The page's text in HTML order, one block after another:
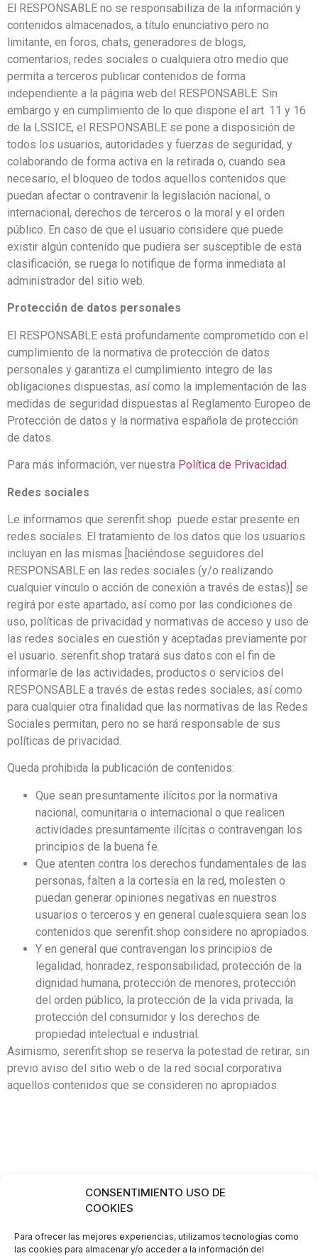
CONSENTIMIENTO USO DE
COOKIES
Para ofrecer las mejores experiencias, utilizamos tecnologías como
las cookies para almacenar y/o acceder a la información del
El RESPONSABLE no se responsabiliza de la información y
contenidos almacenados, a título enunciativo pero no
limitante, en foros, chats, generadores de blogs,
comentarios, redes sociales o cualquiera otro medio que
permita a terceros publicar contenidos de forma
independiente a la página web del RESPONSABLE. Sin
embargo y en cumplimiento de lo que dispone el art. 11 y 16
de la LSSICE, el RESPONSABLE se pone a disposición de
todos los usuarios, autoridades y fuerzas de seguridad, y
colaborando de forma activa en la retirada o, cuando sea
necesario, el bloqueo de todos aquellos contenidos que
puedan afectar o contravenir la legislación nacional, o
internacional, derechos de terceros o la moral y el orden
público. En caso de que el usuario considere que puede
existir algún contenido que pudiera ser susceptible de esta
clasificación, se ruega lo notifique de forma inmediata al
administrador del sitio web.
Protección de datos personales
El RESPONSABLE está profundamente comprometido con el
cumplimiento de la normativa de protección de datos
personales y garantiza el cumplimiento íntegro de las
obligaciones dispuestas, así como la implementación de las
medidas de seguridad dispuestas al Reglamento Europeo de
Protección de datos y la normativa española de protección
de datos.
Para más información, ver nuestra Política de Privacidad.
Redes sociales
Le informamos que serenfit.shop puede estar presente en
redes sociales. El tratamiento de los datos que los usuarios
incluyan en las mismas [haciéndose seguidores del
RESPONSABLE en las redes sociales (y/o realizando
cualquier vínculo o acción de conexión a través de estas)] se
regirá por este apartado, así como por las condiciones de
uso, políticas de privacidad y normativas de acceso y uso de
las redes sociales en cuestión y aceptadas previamente por
el usuario. serenfit.shop tratará sus datos con el fin de
informarle de las actividades, productos o servicios del
RESPONSABLE a través de estas redes sociales, así como
para cualquier otra finalidad que las normativas de las Redes
Sociales permitan, pero no se hará responsable de sus
políticas de privacidad.
Queda prohibida la publicación de contenidos:
Que sean presuntamente ilícitos por la normativa
nacional, comunitaria o internacional o que realicen
actividades presuntamente ilícitas o contravengan los
principios de la buena fe.
Que atenten contra los derechos fundamentales de las
personas, falten a la cortesía en la red, molesten o
puedan generar opiniones negativas en nuestros
usuarios o terceros y en general cualesquiera sean los
contenidos que serenfit.shop considere no apropiados.
Y en general que contravengan los principios de
legalidad, honradez, responsabilidad, protección de la
dignidad humana, protección de menores, protección
del orden público, la protección de la vida privada, la
protección del consumidor y los derechos de
propiedad intelectual e industrial.
Asimismo, serenfit.shop se reserva la potestad de retirar, sin
previo aviso del sitio web o de la red social corporativa
aquellos contenidos que se consideren no apropiados.
TEXTOS LEGALES
CONTACTO